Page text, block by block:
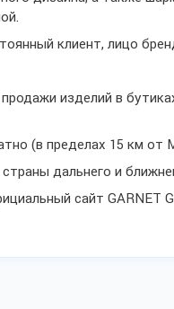
клиент, лицо
изделий в
(в пределах 15 км от
дальнего и
сайт GARNET